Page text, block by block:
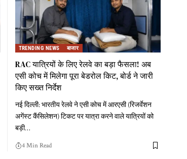
TRENDING NEWS बाजार
RAC यात्रियों के लिए रेलवे का बड़ा फैसला! अब
एसी कोच में मिलेगा पूरा बेडरोल किट, बोर्ड ने जारी
किए सख्त निर्देश
नई दिल्ली: भारतीय रेलवे ने एसी कोच में आरएसी (रिजर्वेशन
अगेंस्ट कैंसिलेशन) टिकट पर यात्रा करने वाले यात्रियों को
बड़ी…
4 Min Read